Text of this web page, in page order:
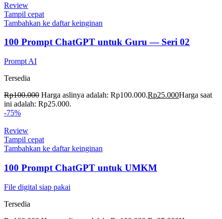
Review
Tampil cepat
Tambahkan ke daftar keinginan
100 Prompt ChatGPT untuk Guru — Seri 02
Prompt AI
Tersedia
Rp100.000 Harga aslinya adalah: Rp100.000.Rp25.000Harga saat
ini adalah: Rp25.000.
-75%
Review
Tampil cepat
Tambahkan ke daftar keinginan
100 Prompt ChatGPT untuk UMKM
File digital siap pakai
Tersedia